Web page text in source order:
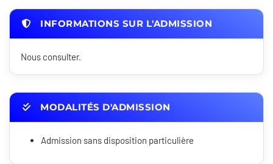
INFORMATIONS SUR L'ADMISSION
Nous consulter.
MODALITÉS D'ADMISSION
Admission sans disposition particulière